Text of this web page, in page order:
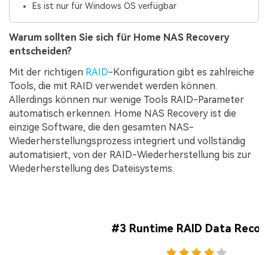
Es ist nur für Windows OS verfügbar
Warum sollten Sie sich für Home NAS Recovery
entscheiden?
Mit der richtigen RAID-Konfiguration gibt es zahlreiche
Tools, die mit RAID verwendet werden können.
Allerdings können nur wenige Tools RAID-Parameter
automatisch erkennen. Home NAS Recovery ist die
einzige Software, die den gesamten NAS-
Wiederherstellungsprozess integriert und vollständig
automatisiert, von der RAID-Wiederherstellung bis zur
Wiederherstellung des Dateisystems.
#3 Runtime RAID Data